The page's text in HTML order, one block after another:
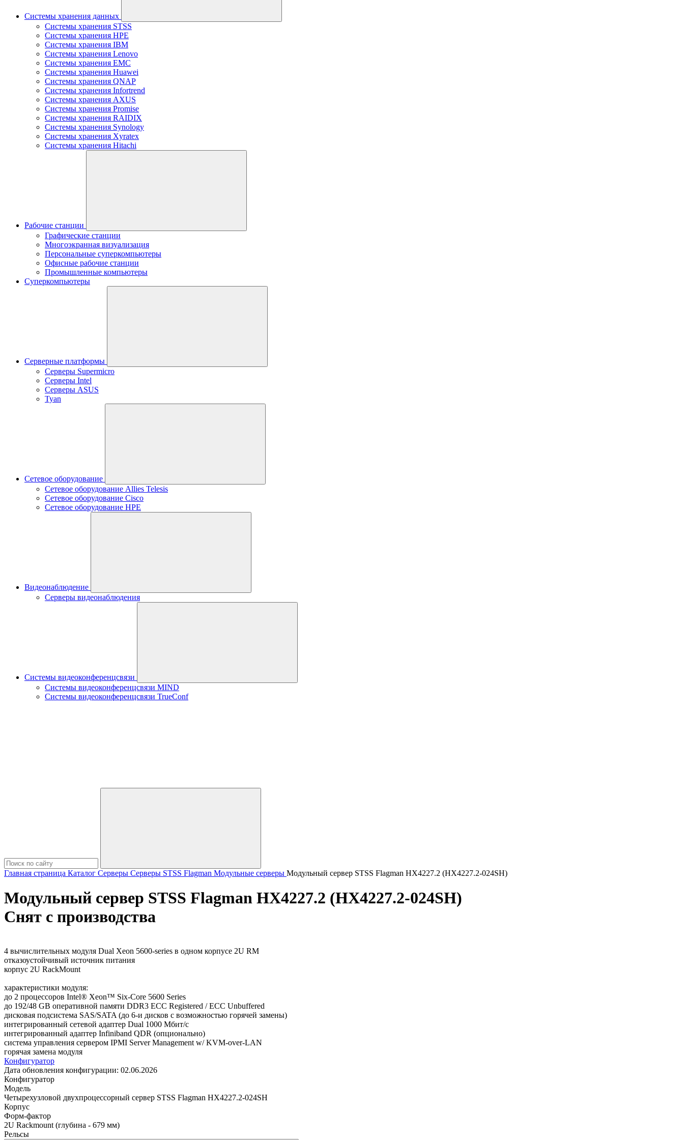
Системы хранения данных
Системы хранения STSS
Системы хранения HPE
Системы хранения IBM
Системы хранения Lenovo
Системы хранения EMC
Системы хранения Huawei
Системы хранения QNAP
Системы хранения Infortrend
Системы хранения AXUS
Системы хранения Promise
Системы хранения RAIDIX
Системы хранения Synology
Системы хранения Xyratex
Системы хранения Hitachi
Рабочие станции
Графические станции
Многоэкранная визуализация
Персональные суперкомпьютеры
Офисные рабочие станции
Промышленные компьютеры
Суперкомпьютеры
Серверные платформы
Серверы Supermicro
Серверы Intel
Серверы ASUS
Tyan
Сетевое оборудование
Сетевое оборудование Allies Telesis
Сетевое оборудование Cisco
Сетевое оборудование HPE
Видеонаблюдение
Серверы видеонаблюдения
Системы видеоконференцсвязи
Системы видеоконференцсвязи MIND
Системы видеоконференцсвязи TrueConf
Главная страница Каталог Серверы Серверы STSS Flagman Модульные серверы Модульный сервер STSS Flagman HX4227.2 (HX4227.2-024SH)
Модульный сервер STSS Flagman HX4227.2 (HX4227.2-024SH)
Снят с производства
4 вычислительных модуля Dual Xeon 5600-series в одном корпусе 2U RM
отказоустойчивый источник питания
корпус 2U RackMount
характеристики модуля:
до 2 процессоров Intel® Xeon™ Six-Core 5600 Series
до 192/48 GB оперативной памяти DDR3 ECC Registered / ECC Unbuffered
дисковая подсистема SAS/SATA (до 6-и дисков с возможностью горячей замены)
интегрированный сетевой адаптер Dual 1000 Мбит/с
интегрированный адаптер Infiniband QDR (опционально)
система управления сервером IPMI Server Management w/ KVM-over-LAN
горячая замена модуля
Конфигуратор
Дата обновления конфигурации: 02.06.2026
Конфигуратор
Модель
Четырехузловой двухпроцессорный сервер STSS Flagman HX4227.2-024SH
Корпус
Форм-фактор
2U Rackmount (глубина - 679 мм)
Рельсы